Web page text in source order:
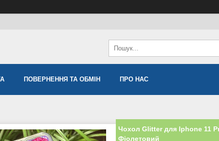
ПОВЕРНЕННЯ ТА ОБМІН ПРО НАС
Чохол Glitter для Iphone 11
Фіолетовий